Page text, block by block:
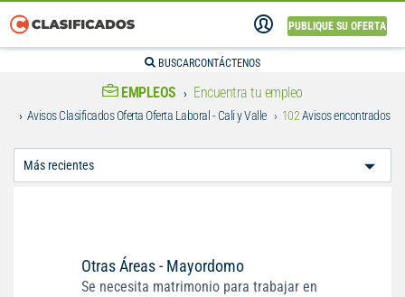
PUBLIQUE SU OFERTA
BUSCARCONTÁCTENOS
EMPLEOS Encuentra tu empleo
Avisos Clasificados Oferta Oferta Laboral - Cali y Valle 102Avisos encontrados
Otras Áreas - Mayordomo
Se necesita matrimonio para trabajar en